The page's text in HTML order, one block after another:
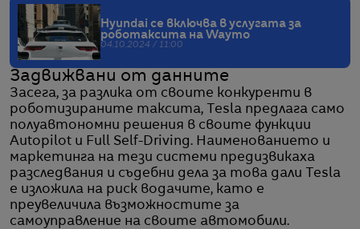
Hyundai се включва в услугата за
роботаксита на Waymo
04.10.2024 / 11:00
Задвижвани от данните
Засега, за разлика от своите конкуренти в
роботизираните таксита, Tesla предлага само
полуавтономни решения в своите функции
Autopilot и Full Self-Driving. Наименованието и
маркетинга на тези системи предизвикаха
разследвания и съдебни дела за това дали Tesla
е изложила на риск водачите, като е
преувеличила възможностите за
самоуправление на своите автомобили.